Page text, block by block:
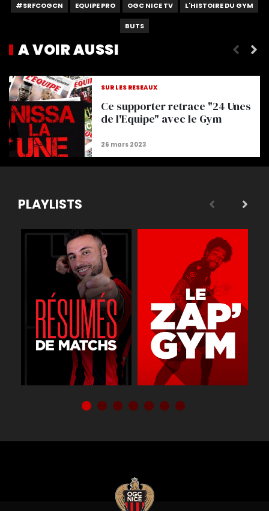
#SRFCOGCN EQUIPE PRO OGC NICE TV L'HISTOIRE DU GYM
BUTS
A VOIR AUSSI
SUR LES RÉSEAUX
Ce supporter retrace "24 Unes
de l'Equipe" avec le Gym
Les 5 + beaux buts des U17
PLAYLISTS
Buts Réactions